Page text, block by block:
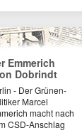
Emmerich
Dobrindt
- Der Grünen-
Marcel
macht nach
CSD-Anschlag